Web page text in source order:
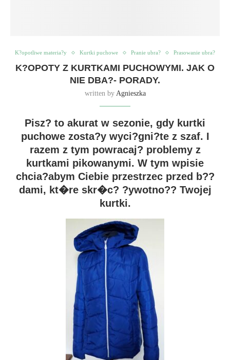
K?opotliwe materia?y Kurtki puchowe Pranie ubra? Prasowanie ubra?
K?OPOTY Z KURTKAMI PUCHOWYMI. JAK O
NIE DBA?- PORADY.
written by Agnieszka
Pisz? to akurat w sezonie, gdy kurtki
puchowe zosta?y wyci?gni?te z szaf. I
razem z tym powracaj? problemy z
kurtkami pikowanymi. W tym wpisie
chcia?abym Ciebie przestrzec przed b??
dami, kt�re skr�c? ?ywotno?? Twojej
kurtki.